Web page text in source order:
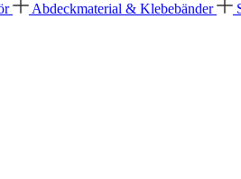
Abdeckmaterial & Klebebänder